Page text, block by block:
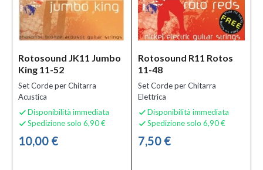
Corde
(34)
Corde
per
Banjo
Corde
Basso
Rotosound JK11 Jumbo
King 11-52
Set Corde per Chitarra
Acustica
 Disponibilità immediata
 Spedizione solo 6,90 €
10,00 €
Rotosound R11 Rotos
11-48
Set Corde per Chitarra
Elettrica
 Disponibilità immediata
 Spedizione solo 6,90 €
7,50 €